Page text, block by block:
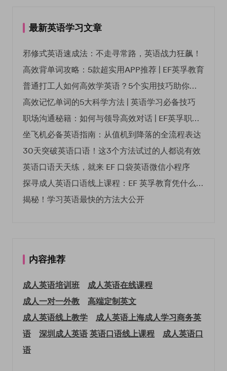
最新英语学习文章
邪修式英语速成法：不走寻常路，英语战力狂飙！
高效背单词攻略：5款超实用APP推荐 | EF英孚教育
普通打工人如何高效学英语？5个实用技巧助你突破职场瓶颈
高效记忆单词的5大科学方法 | 英语学习必备技巧
职场沟通秘籍：如何与领导高效对话 | EF英孚职场指南
坐飞机必备英语指南：从值机到降落的全流程表达
30天突破英语口语！这3个方法试过的人都说有效
英语口语天天练，就来 EF 口袋英语微信小程序
探寻成人英语口语线上课程：EF 英孚教育凭什么领航
揭秘！学习英语最快的方法大公开
内容推荐
成人英语培训班
成人英语在线课程
成人一对一外教
高端定制英文
成人英语线上教学
成人英语上海成人学习商务英
语
深圳成人英语英语口语线上课程
成人英语口
语